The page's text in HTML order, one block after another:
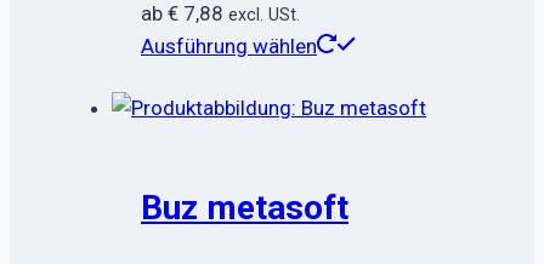
auf
Produktseite
ab € 7,88 excl. USt.
Ausführung wählen
Dieses
weist
Buz metasoft